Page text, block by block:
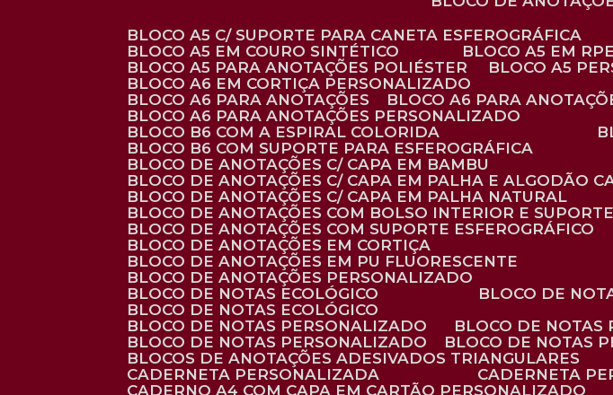
BLOCO A5 C/ SUPORTE PARA CANETA ESFEROGRÁFICA
BLOCO A5 EM COURO SINTÉTICO
BLOCO A5 EM
BLOCO A5 PARA ANOTAÇÕES POLIÉSTER
BLOCO A5
BLOCO A6 EM CORTIÇA PERSONALIZADO
BLOCO A6 PARA ANOTAÇÕES
BLOCO A6 PARA
BLOCO A6 PARA ANOTAÇÕES PERSONALIZADO
BLOCO B6 COM A ESPIRAL COLORIDA
BLOCO B6 COM SUPORTE PARA ESFEROGRÁFICA
BLOCO DE ANOTAÇÕES C/ CAPA EM BAMBU
BLOCO DE ANOTAÇÕES C/ CAPA EM PALHA E ALGODÃO
BLOCO DE ANOTAÇÕES C/ CAPA EM PALHA NATURAL
BLOCO DE ANOTAÇÕES COM BOLSO INTERIOR E
BLOCO DE ANOTAÇÕES COM SUPORTE ESFEROGRÁFICO
BLOCO DE ANOTAÇÕES EM CORTIÇA
BLOCO DE ANOTAÇÕES EM PU FLUORESCENTE
BLOCO DE ANOTAÇÕES PERSONALIZADO
BLOCO DE NOTAS ECOLÓGICO
BLOCO DE
BLOCO DE NOTAS ECOLÓGICO
BLOCO DE NOTAS PERSONALIZADO
BLOCO DE
BLOCO DE NOTAS PERSONALIZADO
BLOCO DE NOTAS
BLOCOS DE ANOTAÇÕES ADESIVADOS TRIANGULARES
CADERNETA PERSONALIZADA
CADERNETA
CADERNO A4 COM CAPA EM CARTÃO PERSONALIZADO